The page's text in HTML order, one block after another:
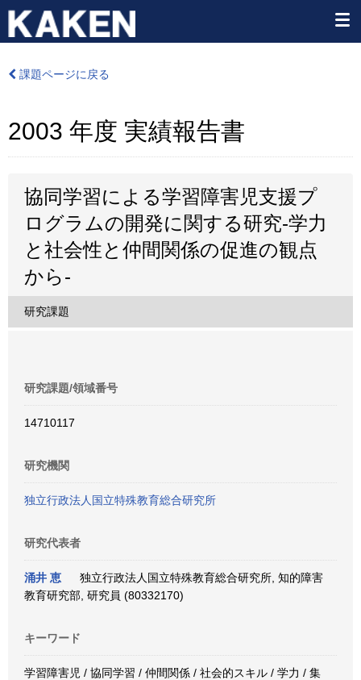
課題ページに戻る
2003 年度 実績報告書
協同学習による学習障害児支援プ
ログラムの開発に関する研究-学力
と社会性と仲間関係の促進の観点
から-
研究課題
研究課題/領域番号
14710117
研究機関
独立行政法人国立特殊教育総合研究所
研究代表者
涌井 恵
独立行政法人国立特殊教育総合研究所, 知的障害
教育研究部, 研究員 (80332170)
キーワード
学習障害児 / 協同学習 / 仲間関係 / 社会的スキル / 学力 / 集